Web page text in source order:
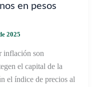
en pesos
2025
inflación son
el capital de la
el índice de precios al